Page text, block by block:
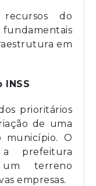
do
fundamentais
em
prioritários
de uma
município. O
prefeitura
terreno
empresas.